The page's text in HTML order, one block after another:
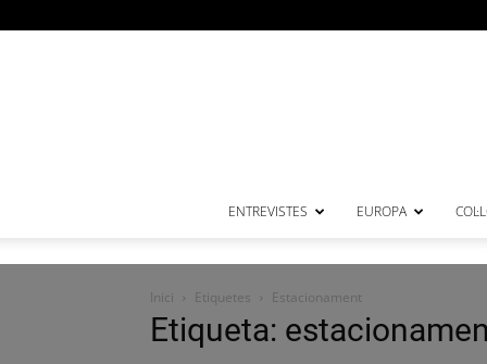
ENTREVISTES EUROPA
Inici Etiquetes Estacionament
Etiqueta: